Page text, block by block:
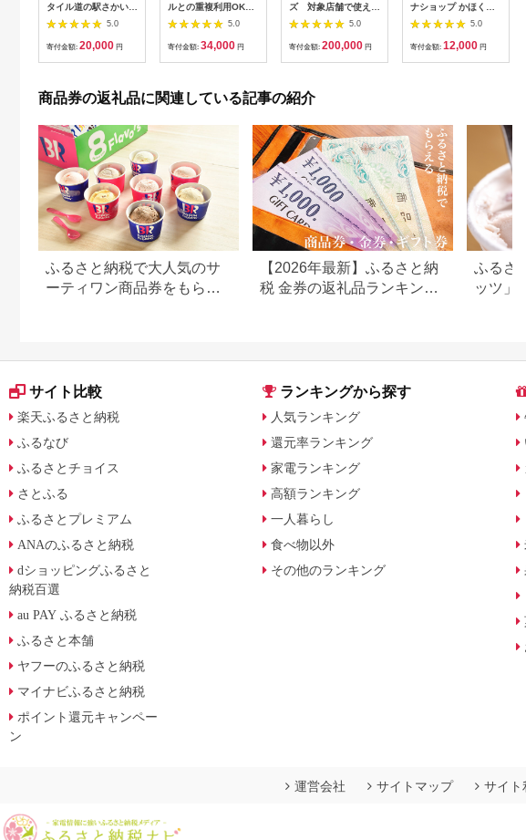
タイル道の駅さかい店
限定】ピザーラ利用券
(6,000円相当)
5.0
寄付金額: 20,000 円
ルとの重複利用OK
10,000円相当オーダ
ーシャツお仕立券【ビ
ッグヴィジョン】
5.0
寄付金額: 34,000 円
ズ 対象店舗で使える
眼鏡引換券（6万円相
当）Silver np m [N-
11401]
5.0
寄付金額: 200,000 円
ナショップ かほくら
し 商品券
5.0
寄付金額: 12,000 円
商品券の返礼品に関連している記事の紹介
ふるさと納税で大人気のサ
ーティワン商品券をもらお
【2026年最新】ふるさと納
税 金券の返礼品ランキング
ふるさ
ッツ」
サイト比較
楽天ふるさと納税
ふるなび
ふるさとチョイス
さとふる
ふるさとプレミアム
ANAのふるさと納税
dショッピングふるさと
納税百選
au PAY ふるさと納税
ふるさと本舗
ヤフーのふるさと納税
マイナビふるさと納税
ポイント還元キャンペー
ン
ランキングから探す
人気ランキング
還元率ランキング
家電ランキング
高額ランキング
一人暮らし
食べ物以外
その他のランキング
運営会社 サイトマップ サイト